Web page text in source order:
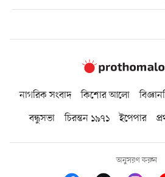
নাগরিক সংবাদ কিশোর আলো
বন্ধুসভা
চিরন্তন ১৯৭১ ইপেপার
অনুসরণ করুন